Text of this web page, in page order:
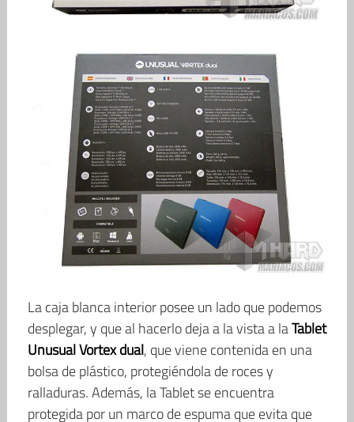
La caja blanca interior posee un lado que podemos
desplegar, y que al hacerlo deja a la vista a laTablet
Unusual Vortex dual, que viene contenida en una
bolsa de plástico, protegiéndola de roces y
ralladuras. Además, la Tablet se encuentra
protegida por un marco de espuma que evita que